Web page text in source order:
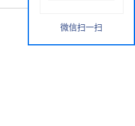
微信扫一扫